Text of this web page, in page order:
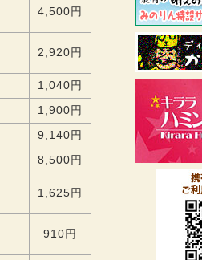
4,500円
2,920円
1,040円
1,900円
9,140円
8,500円
1,625円
910円